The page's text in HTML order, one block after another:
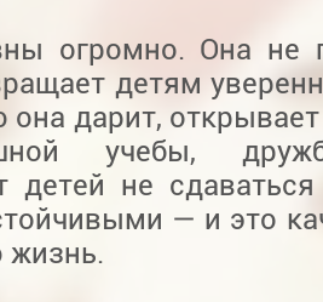
огромно. Она не
детям
она дарит,
учебы,
детей не
— и это
жизнь.